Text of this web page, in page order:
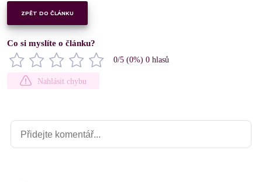
ZPĚT DO ČLÁNKU
Co si myslíte o článku?
0/5 (0%) 0 hlasů
Nahlásit chybu